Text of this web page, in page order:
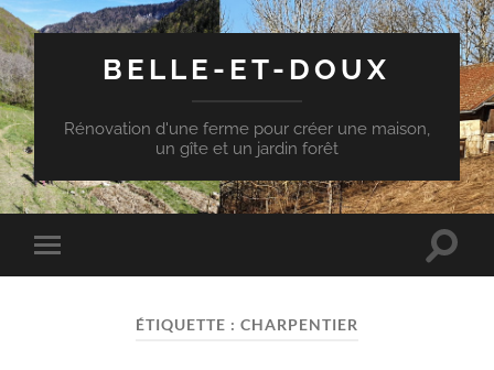
BELLE-ET-DOUX
Rénovation d'une ferme pour créer une maison,
un gîte et un jardin forêt
Toggle
mobile
Toggle
ÉTIQUETTE : CHARPENTIER